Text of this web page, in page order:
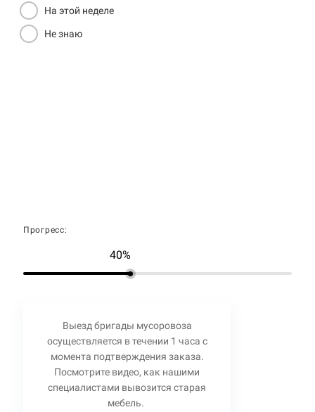
На этой неделе
Не знаю
Прогресс:
40%
Выезд бригады мусоровоза
осуществляется в течении 1 часа с
момента подтверждения заказа.
Посмотрите видео, как нашими
специалистами вывозится старая
мебель.